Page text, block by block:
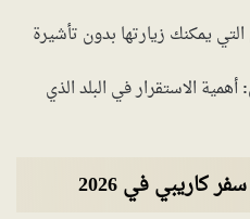
يمكنك زيارتها بدون تأشيرة
أهمية الاستقرار في البلد الذي
في 2026